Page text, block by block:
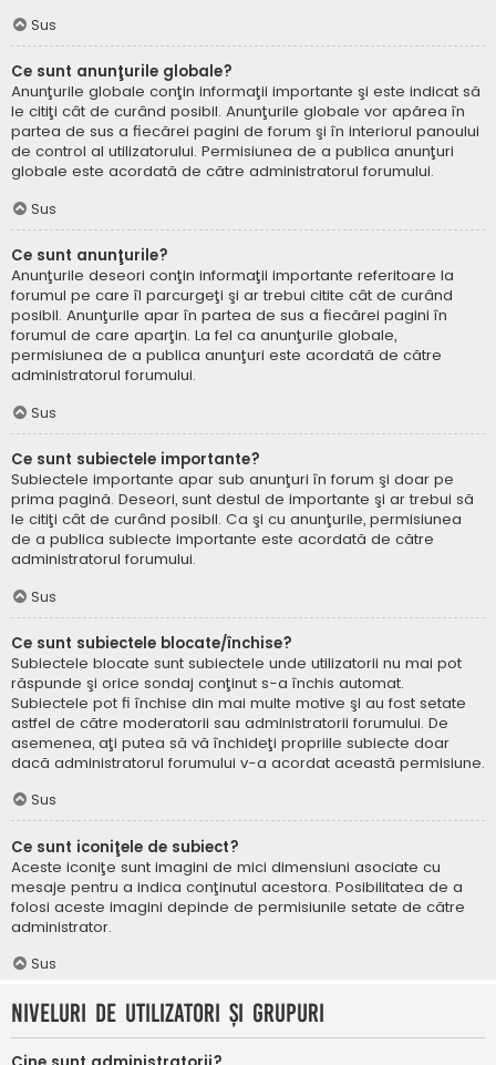
Sus
Ce sunt anunţurile globale?
Anunţurile globale conţin informaţii importante şi este indicat să
le citiţi cât de curând posibil. Anunţurile globale vor apărea în
partea de sus a fiecărei pagini de forum şi în interiorul panoului
de control al utilizatorului. Permisiunea de a publica anunţuri
globale este acordată de către administratorul forumului.
Sus
Ce sunt anunţurile?
Anunţurile deseori conţin informaţii importante referitoare la
forumul pe care îl parcurgeţi şi ar trebui citite cât de curând
posibil. Anunţurile apar în partea de sus a fiecărei pagini în
forumul de care aparţin. La fel ca anunţurile globale,
permisiunea de a publica anunţuri este acordată de către
administratorul forumului.
Sus
Ce sunt subiectele importante?
Subiectele importante apar sub anunţuri în forum şi doar pe
prima pagină. Deseori, sunt destul de importante şi ar trebui să
le citiţi cât de curând posibil. Ca şi cu anunţurile, permisiunea
de a publica subiecte importante este acordată de către
administratorul forumului.
Sus
Ce sunt subiectele blocate/închise?
Subiectele blocate sunt subiectele unde utilizatorii nu mai pot
răspunde şi orice sondaj conţinut s-a închis automat.
Subiectele pot fi închise din mai multe motive şi au fost setate
astfel de către moderatorii sau administratorii forumului. De
asemenea, aţi putea să vă închideţi propriile subiecte doar
dacă administratorul forumului v-a acordat această permisiune.
Sus
Ce sunt iconiţele de subiect?
Aceste iconiţe sunt imagini de mici dimensiuni asociate cu
mesaje pentru a indica conţinutul acestora. Posibilitatea de a
folosi aceste imagini depinde de permisiunile setate de către
administrator.
Sus
Niveluri de utilizatori şi grupuri